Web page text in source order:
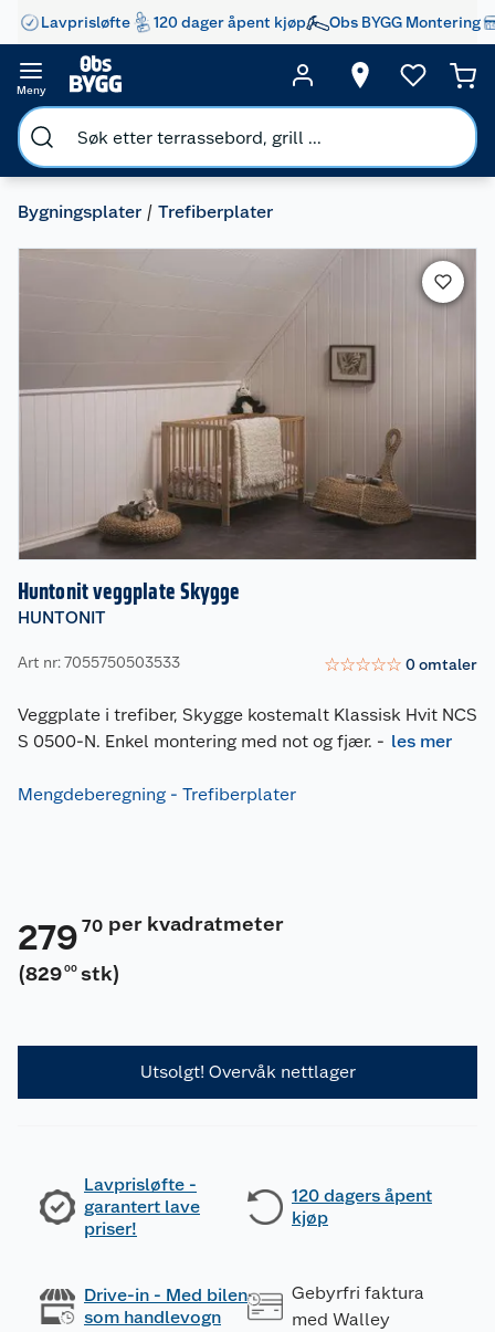
Lavprisløfte 120 dager åpent kjøp Obs BYGG Montering
Meny
Bygningsplater Trefiberplater
Huntonit veggplate Skygge
HUNTONIT
Art nr: 7055750503533 ☆☆☆☆☆ 0omtaler
Veggplate i trefiber, Skygge kostemalt Klassisk Hvit NCS
S 0500-N. Enkel montering med not og fjær. - les mer
Mengdeberegning - Trefiberplater
279 70 per kvadratmeter
(829 00 stk)
Utsolgt! Overvåk nettlager
Lavprisløfte -
garantert lave
priser!
120 dagers åpent
kjøp
Drive-in - Med bilen
som handlevogn
Gebyrfri faktura
med Walley